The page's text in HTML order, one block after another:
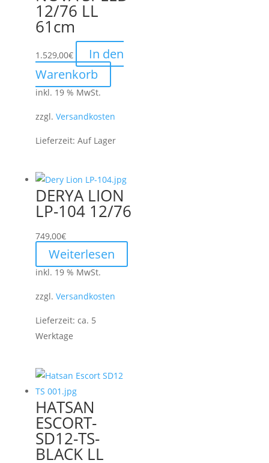
12/76 LL
61cm
1.529,00€
In den
Warenkorb
inkl. 19 % MwSt.
zzgl. Versandkosten
Lieferzeit: Auf Lager
DERYA LION
LP-104 12/76
749,00€
Weiterlesen
inkl. 19 % MwSt.
zzgl. Versandkosten
Lieferzeit: ca. 5
Werktage
HATSAN
ESCORT-
SD12-TS-
BLACK LL